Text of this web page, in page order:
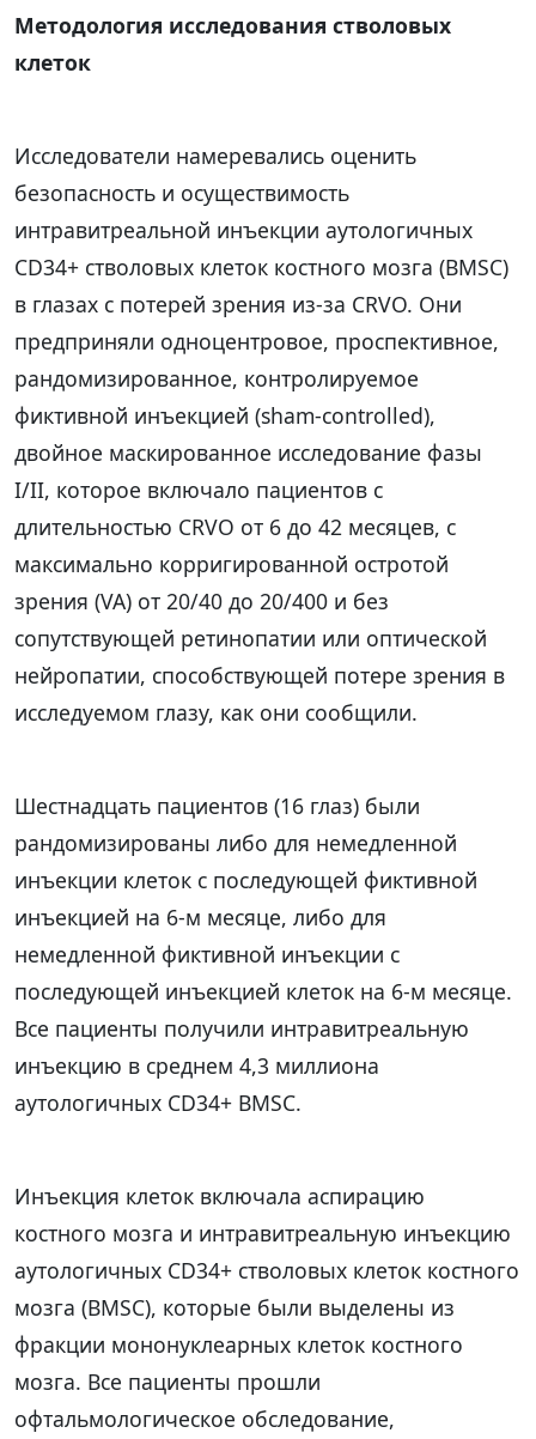
Методология исследования стволовых
клеток
Исследователи намеревались оценить
безопасность и осуществимость
интравитреальной инъекции аутологичных
CD34+ стволовых клеток костного мозга (BMSC)
в глазах с потерей зрения из-за CRVO. Они
предприняли одноцентровое, проспективное,
рандомизированное, контролируемое
фиктивной инъекцией (sham-controlled),
двойное маскированное исследование фазы
I/II, которое включало пациентов с
длительностью CRVO от 6 до 42 месяцев, с
максимально корригированной остротой
зрения (VA) от 20/40 до 20/400 и без
сопутствующей ретинопатии или оптической
нейропатии, способствующей потере зрения в
исследуемом глазу, как они сообщили.
Шестнадцать пациентов (16 глаз) были
рандомизированы либо для немедленной
инъекции клеток с последующей фиктивной
инъекцией на 6-м месяце, либо для
немедленной фиктивной инъекции с
последующей инъекцией клеток на 6-м месяце.
Все пациенты получили интравитреальную
инъекцию в среднем 4,3 миллиона
аутологичных CD34+ BMSC.
Инъекция клеток включала аспирацию
костного мозга и интравитреальную инъекцию
аутологичных CD34+ стволовых клеток костного
мозга (BMSC), которые были выделены из
фракции мононуклеарных клеток костного
мозга. Все пациенты прошли
офтальмологическое обследование,